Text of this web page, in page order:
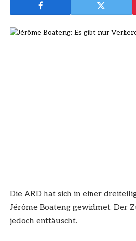
Die ARD hat sich in einer
Jérôme Boateng gewidmet. Der
jedoch enttäuscht.